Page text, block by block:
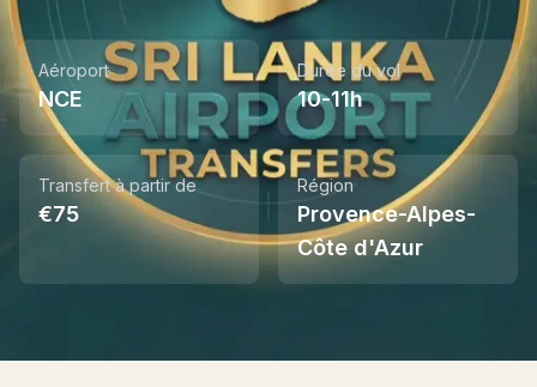
Instant WhatsApp Quote
Explore Tours & Day Trips
Aéroport
NCE
Durée du vol
10-11h
Transfert à partir de
€75
Région
Provence-Alpes-
Côte d'Azur